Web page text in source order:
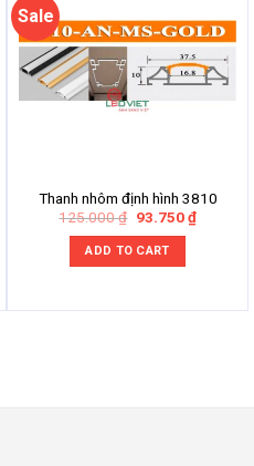
Sale
Thanh nhôm định hình 3810
125.000₫ Original
was:
125.000 ₫.
93.750₫Current
price
ADD TO CART